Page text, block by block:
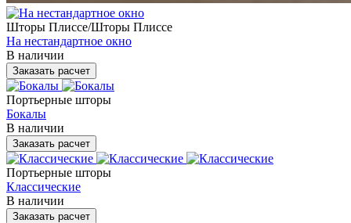
Шторы Плиссе/Шторы Плиссе
На нестандартное окно
В наличии
Заказать расчет
Портьерные шторы
Бокалы
В наличии
Заказать расчет
Портьерные шторы
Классические
В наличии
Заказать расчет